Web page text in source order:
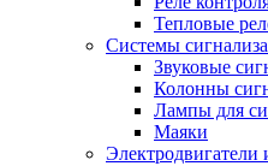
Тепловые
Системы
Звуковые
Колонны
Лампы для
Маяки
Электродвигатели